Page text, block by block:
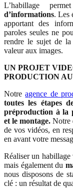
L’habillage
d’informations. Les
apportant des
paroles seules ne
rendre le sujet de
valeur aux images.
UN PROJET
PRODUCTION
Notreagence de
toutes les étapes
préproduction à la
et le montage.Notre
de vos vidéos, en
en avant votre
Réaliser un habillage
mais également du
nous disposons de
clé : un résultat de